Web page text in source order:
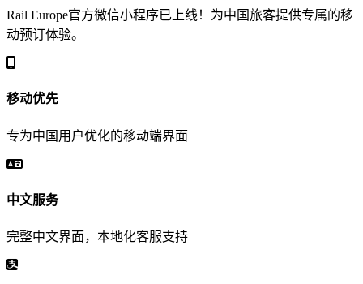
Rail Europe官方微信小程序已上线！为中国旅客提供专属的移
动预订体验。
移动优先
专为中国用户优化的移动端界面
中文服务
完整中文界面，本地化客服支持